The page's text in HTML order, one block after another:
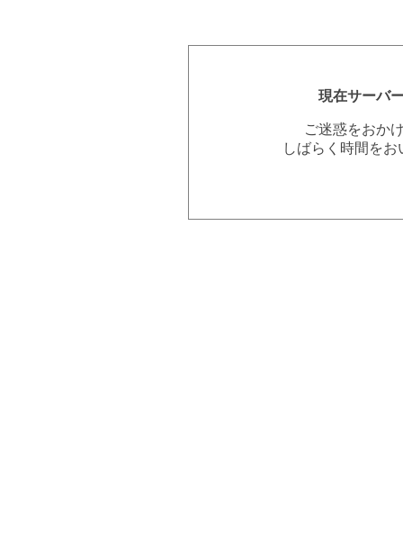
現在サーバ
ご迷惑をおか
しばらく時間を